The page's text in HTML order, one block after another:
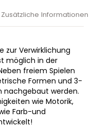
Zusätzliche Informationen
zur Verwirklichung
möglich in der
freiem Spielen
Formen und 3-
nachgebaut werden.
wie Motorik,
Farb-und